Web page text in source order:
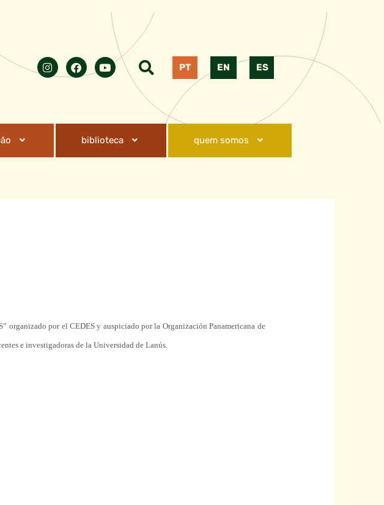
PT EN ES
biblioteca quem somos
organizado por el CEDES y auspiciado porla Organización Panamericana de
e investigadoras dela Universidad de Lanús.